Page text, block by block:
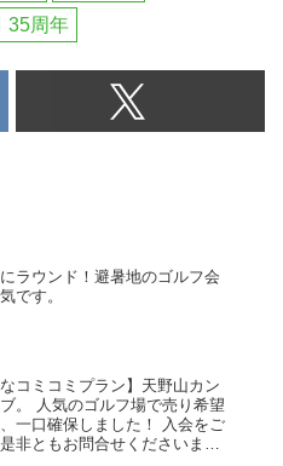
35周年
ラウンド！避暑地のゴルフ会
です。
なコミコミプラン】天野山カン
。 人気のゴルフ場で売り希望
一口確保しました！ 入会をご
非ともお問合せくださいま